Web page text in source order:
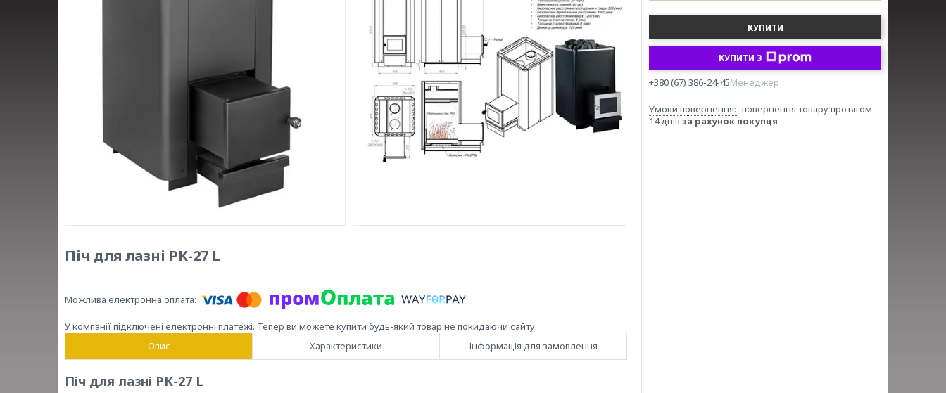
Піч для лазні РК-27 L
У компанії підключені електронні платежі. Тепер ви можете купити будь-який товар не покидаючи сайту.
Опис
Характеристики Інформація для замовлення
Піч для лазні РК-27 L
КУПИТИ
КУПИТИ З
+380 (67) 386-24-45Менеджер
повернення товару протягом
14 днів за рахунок покупця